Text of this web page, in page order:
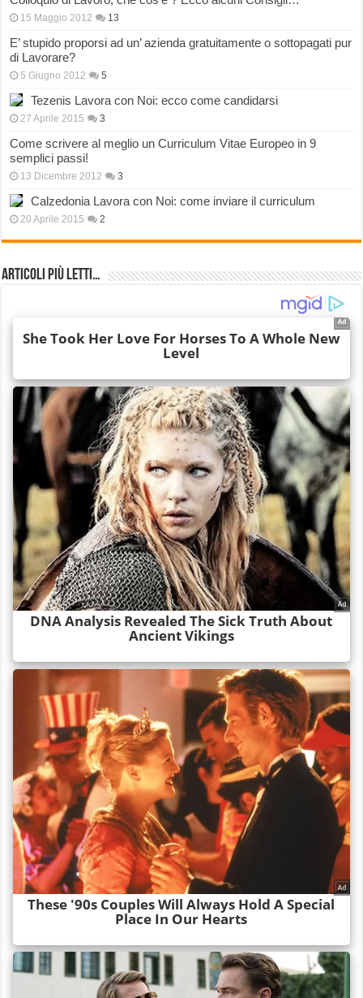
15 Maggio 2012 13
E’ stupido proporsi ad un’ azienda gratuitamente o sottopagati pur
di Lavorare?
5 Giugno 2012 5
Tezenis Lavora con Noi: ecco come candidarsi
27 Aprile 2015 3
Come scrivere al meglio un Curriculum Vitae Europeo in 9
semplici passi!
13 Dicembre 2012 3
Calzedonia Lavora con Noi: come inviare il curriculum
20 Aprile 2015 2
Articoli più Letti…